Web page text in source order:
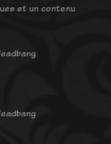
et un contenu